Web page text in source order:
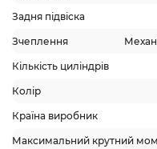
Задня підвіска
Зчеплення
Кількість циліндрів
Колір
Країна виробник
Максимальний крутний